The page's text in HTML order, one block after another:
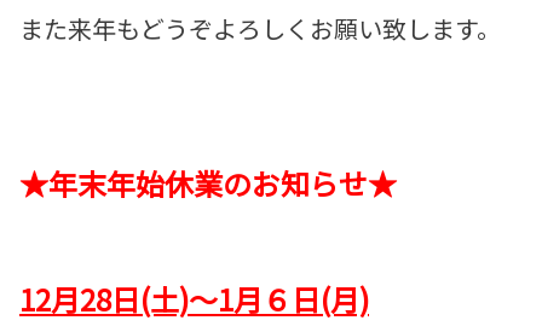
また来年もどうぞよろしくお願い致します。
★年末年始休業のお知らせ★
12月28日(土)～1月６日(月)